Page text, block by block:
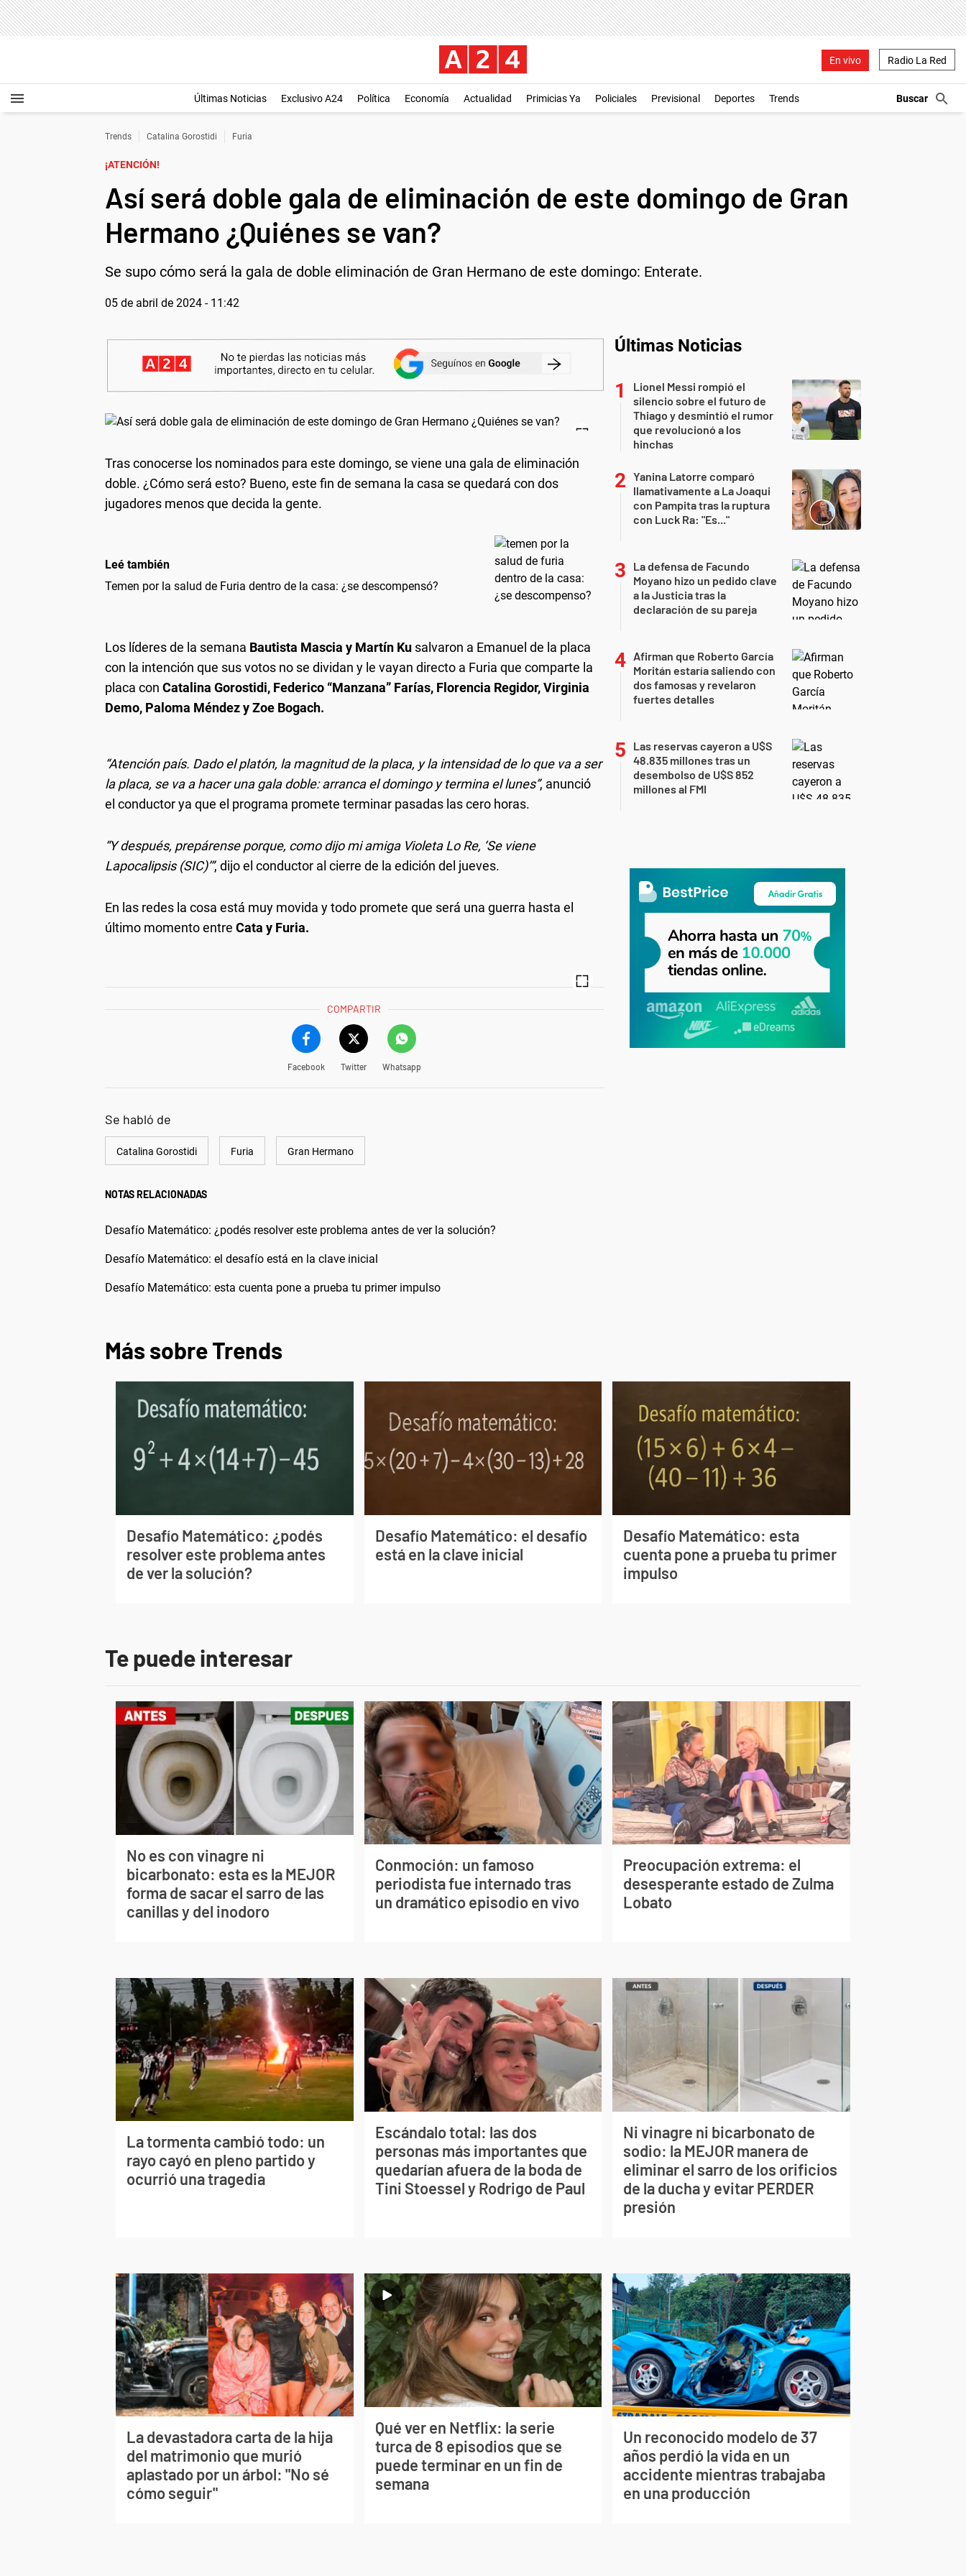
En vivo Radio La Red
Últimas Noticias Exclusivo A24 Política Economía Actualidad Primicias Ya Policiales Previsional Deportes Trends
Trends Catalina Gorostidi Furia
¡ATENCIÓN!
Así será doble gala de eliminación de este domingo de Gran
Hermano ¿Quiénes se van?
Se supo cómo será la gala de doble eliminación de Gran Hermano de este domingo: Enterate.
05 de abril de 2024 - 11:42
Tras conocerse los nominados para este domingo, se viene una gala de eliminación
doble. ¿Cómo será esto? Bueno, este fin de semana la casa se quedará con dos
jugadores menos que decida la gente.
Leé también
Temen por la salud de Furia dentro de la casa: ¿se descompensó?
Los líderes de la semana Bautista Mascia y Martín Ku salvaron a Emanuel de la placa
con la intención que sus votos no se dividan y le vayan directo a Furia que comparte la
placa con Catalina Gorostidi, Federico “Manzana” Farías, Florencia Regidor, Virginia
Demo, Paloma Méndez y Zoe Bogach.
“Atención país. Dado el platón, la magnitud de la placa, y la intensidad de lo que va a ser
la placa, se va a hacer una gala doble: arranca el domingo y termina el lunes”, anunció
el conductor ya que el programa promete terminar pasadas las cero horas.
“Y después, prepárense porque, como dijo mi amiga Violeta Lo Re, ‘Se viene
Lapocalipsis (SIC)’”, dijo el conductor al cierre de la edición del jueves.
En las redes la cosa está muy movida y todo promete que será una guerra hasta el
último momento entre Cata y Furia.
COMPARTIR
Facebook Twitter Whatsapp
Se habló de
Catalina Gorostidi Furia Gran Hermano
NOTAS RELACIONADAS
Desafío Matemático: ¿podés resolver este problema antes de ver la solución?
Desafío Matemático: el desafío está en la clave inicial
Desafío Matemático: esta cuenta pone a prueba tu primer impulso
Últimas Noticias
Lionel Messi rompió el
silencio sobre el futuro de
Thiago y desmintió el rumor
que revolucionó a los
hinchas
Yanina Latorre comparó
llamativamente a La Joaqui
con Pampita tras la ruptura
con Luck Ra: "Es..."
La defensa de Facundo
Moyano hizo un pedido clave
a la Justicia tras la
declaración de su pareja
Afirman que Roberto García
Moritán estaría saliendo con
dos famosas y revelaron
fuertes detalles
Las reservas cayeron a U$S
48.835 millones tras un
desembolso de U$S 852
millones al FMI
Más sobre Trends
Desafío Matemático: ¿podés
resolver este problema antes
de ver la solución?
Desafío Matemático: el desafío
está en la clave inicial
Desafío Matemático: esta
cuenta pone a prueba tu primer
impulso
Te puede interesar
No es con vinagre ni
bicarbonato: esta es la MEJOR
forma de sacar el sarro de las
canillas y del inodoro
Conmoción: un famoso
periodista fue internado tras
un dramático episodio en vivo
Preocupación extrema: el
desesperante estado de Zulma
Lobato
La tormenta cambió todo: un
rayo cayó en pleno partido y
ocurrió una tragedia
Escándalo total: las dos
personas más importantes que
quedarían afuera de la boda de
Tini Stoessel y Rodrigo de Paul
Ni vinagre ni bicarbonato de
sodio: la MEJOR manera de
eliminar el sarro de los orificios
de la ducha y evitar PERDER
presión
La devastadora carta de la hija
del matrimonio que murió
aplastado por un árbol: "No sé
cómo seguir"
Qué ver en Netflix: la serie
turca de 8 episodios que se
puede terminar en un fin de
semana
Un reconocido modelo de 37
años perdió la vida en un
accidente mientras trabajaba
en una producción